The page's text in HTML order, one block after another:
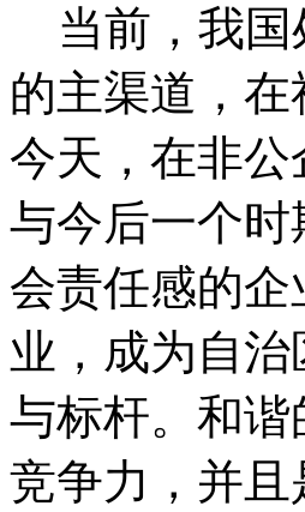
当前，我国
的主渠道，
今天，在非
与今后一个
会责任感的
业，成为自
与标杆。和
竞争力，并